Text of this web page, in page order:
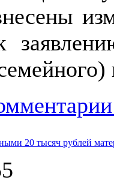
20 тысяч рублей